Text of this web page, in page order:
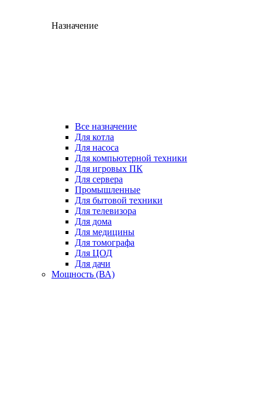
Назначение
Все назначение
Для котла
Для насоса
Для компьютерной техники
Для игровых ПК
Для сервера
Промышленные
Для бытовой техники
Для телевизора
Для дома
Для медицины
Для томографа
Для ЦОД
Для дачи
Мощность (ВА)